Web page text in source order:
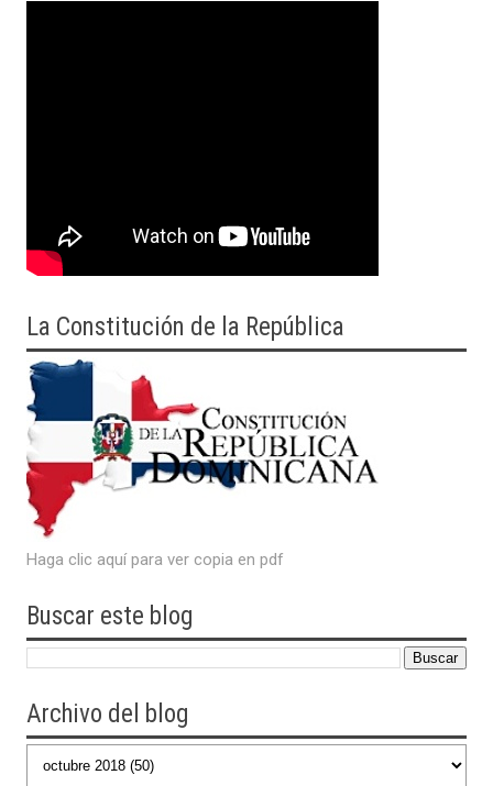
La Constitución de la República
Haga clic aquí para ver copia en pdf
Buscar este blog
Archivo del blog